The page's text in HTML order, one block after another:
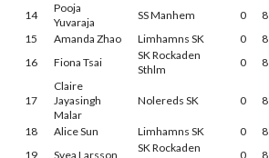
14
Pooja
Yuvaraja
SS Manhem 0 8
15
Amanda Zhao Limhamns SK 0 8
16
Fiona Tsai
SK Rockaden
Sthlm
0 8
17
Claire
Jayasingh
Malar
Nolereds SK 0 8
18 Alice Sun Limhamns SK 0 8
19
Svea Larsson
SK Rockaden
0 8